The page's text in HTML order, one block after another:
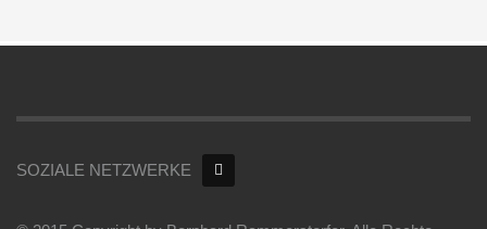
SOZIALE NETZWERKE